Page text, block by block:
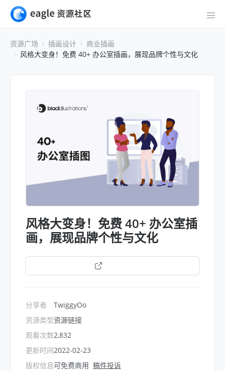
资源广场 插画设计
商业插画
风格大变身！免费 40+ 办公室插画，展现品牌个性与文化
风格大变身！免费 40+ 办公室插
画，展现品牌个性与文化
分享者
资源类型
观看次数
更新时间
版权信息
TwiggyOo
资源链接
2,832
2022-02-23
可免费商用 稿件投诉